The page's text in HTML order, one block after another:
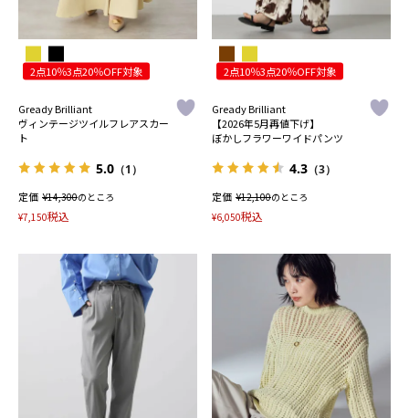
2点10％3点20％OFF対象
Gready Brilliant
ヴィンテージツイルフレアスカー
ト
5.0 （1）
定価 ¥14,300のところ
¥7,150税込
2点10％3点20％OFF対象
Gready Brilliant
【2026年5月再値下げ】
ぼかしフラワーワイドパンツ
4.3 （3）
定価 ¥12,100のところ
¥6,050税込